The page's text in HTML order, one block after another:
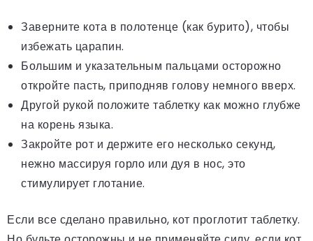
Заверните кота в полотенце (как бурито), чтобы
избежать царапин.
Большим и указательным пальцами осторожно
откройте пасть, приподняв голову немного вверх.
Другой рукой положите таблетку как можно глубже
на корень языка.
Закройте рот и держите его несколько секунд,
нежно массируя горло или дуя в нос, это
стимулирует глотание.
Если все сделано правильно, кот проглотит таблетку.